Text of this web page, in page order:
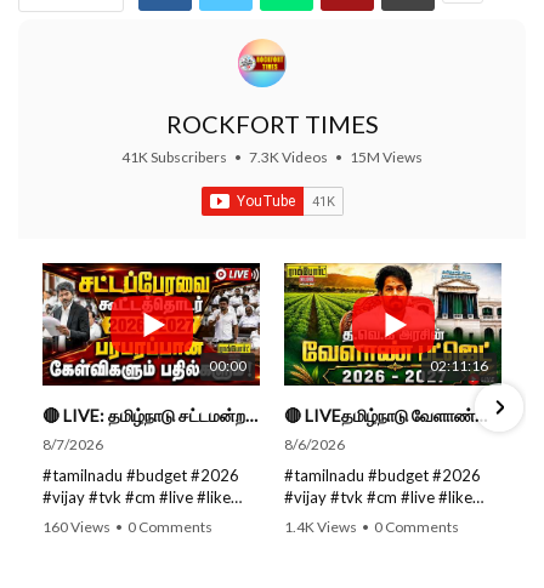
ROCKFORT TIMES
41K Subscribers • 7.3K Videos • 15M Views
00:00
🔴 LIVE: தமிழ்நாடு சட்டமன்றப் பேரவை கூட்டத்தொடர் - நிதிநிலை அறிக்கை மீது விவாதம் #live #budget #video
8/7/2026
#tamilnadu #budget #2026
#vijay #tvk #cm #live #like
#viral #nowtrending #video
160 Views • 0 Comments
02:11:16
🔴 LIVEதமிழ்நாடு வேளாண்மை நிதிநிலை அறிக்கை - 2026-27 |TN Agriculture Budget #live #budget #video #cm
8/6/2026
#tamilnadu #budget #2026
#vijay #tvk #cm #live #like
#viral #nowtrending #video
1.4K Views • 0 Comments